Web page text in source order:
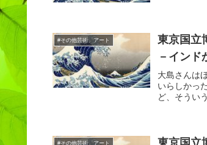
#その他芸術、アート
東京国
－インド
大島さんは
いらしかっ
ど、そうい
#その他芸術、アート
東京国立